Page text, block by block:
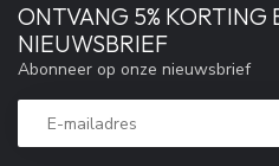
ONTVANG 5% KORTING
NIEUWSBRIEF
Abonneer op onze nieuwsbrief